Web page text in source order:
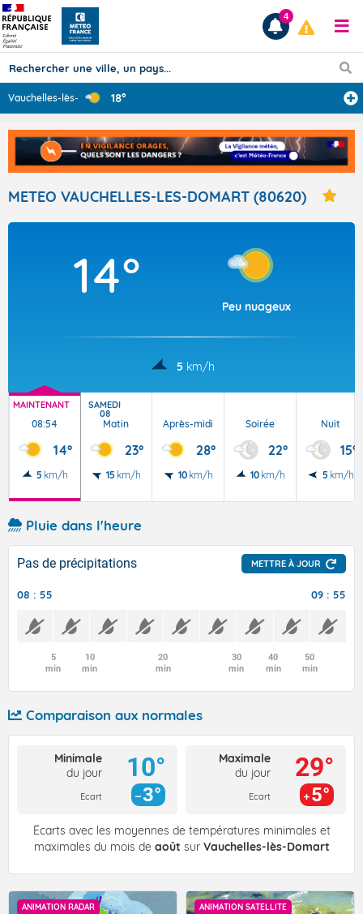
Prévisions
TOUS LES RÉSULTATS
Articles
4
Vauchelles-lès- ... 18°
METEO VAUCHELLES-LES-DOMART (80620)
14°
Peu nuageux
5 km/h
MAINTENANT
08:54
14°
5 km/h
SAMEDI
08
Matin
23°
15 km/h
Après-midi
28°
10 km/h
Soirée
22°
10 km/h
Nuit
15°
5 km/h
Pluie dans l'heure
Pas de précipitations METTRE À JOUR
08 : 55 09 : 55
5
min
10
min
20
min
30
min
40
min
50
min
Comparaison aux normales
Minimale
du jour
Ecart
10°
3°
Maximale
du jour
Ecart
29°
5°
Écarts avec les moyennes de températures minimales et
maximales du mois de août sur Vauchelles-lès-Domart
ANIMATION RADAR ANIMATION SATELLITE